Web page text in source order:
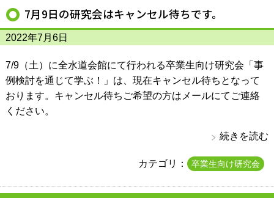
7月9日の研究会はキャンセル待ちです。
2022年7月6日
7/9（土）に全水道会館にて行われる卒業生向け研究会「事
例検討を通じて学ぶ！」は、現在キャンセル待ちとなって
おります。キャンセル待ちご希望の方はメールにてご連絡
ください。
続きを読む
カテゴリ： 卒業生向け研究会